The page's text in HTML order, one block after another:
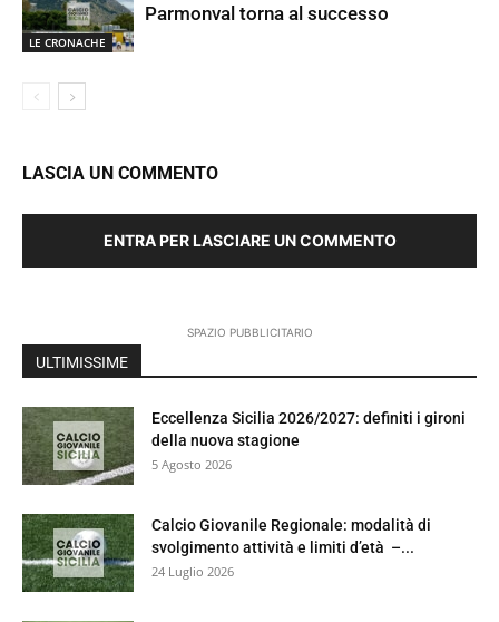
LE CRONACHE
Parmonval torna al successo
LASCIA UN COMMENTO
ENTRA PER LASCIARE UN COMMENTO
SPAZIO PUBBLICITARIO
ULTIMISSIME
Eccellenza Sicilia 2026/2027: definiti i gironi
della nuova stagione
5 Agosto 2026
Calcio Giovanile Regionale: modalità di
svolgimento attività e limiti d’età –...
24 Luglio 2026